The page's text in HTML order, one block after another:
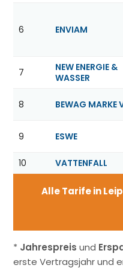
6 ENVIAM
7
NEW ENERGIE &
WASSER
8 BEWAG MARKE
9 ESWE
10
VATTENFALL
Alle Tarife in
* Jahrespreis und
erste Vertragsjahr und